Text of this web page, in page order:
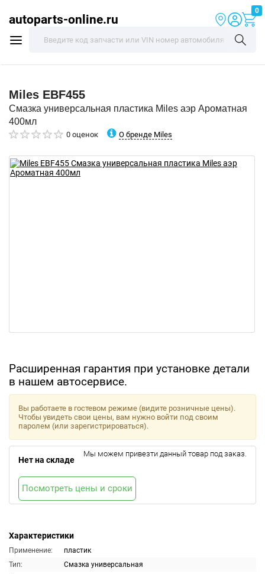
autoparts-online.ru
0
Miles EBF455
Смазка универсальная пластика Miles аэр Ароматная
400мл
0 оценок О бренде Miles
Расширенная гарантия при установке детали
в нашем автосервисе.
Характеристики
Применение:
пластик
Тип:
Смазка универсальная
Вы работаете в гостевом режиме (видите розничные цены).
Чтобы увидеть свои цены, вам нужно войти под своим
паролем (или зарегистрироваться).
Нет на складе
Мы можем привезти данный товар под заказ.
Посмотреть цены и сроки